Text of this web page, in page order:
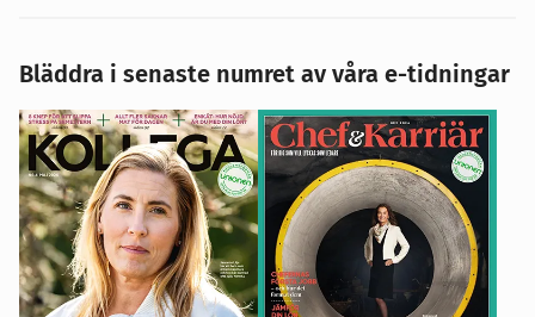
Bläddra i senaste numret av våra e-tidningar